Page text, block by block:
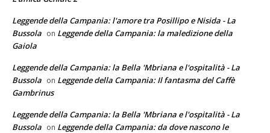
Leggende della Campania: l'amore tra Posillipo e Nisida - La
Bussola on Leggende della Campania: la maledizione della
Gaiola
Leggende della Campania: la Bella 'Mbriana e l'ospitalità - La
Bussola on Leggende della Campania: Il fantasma del Caffè
Gambrinus
Leggende della Campania: la Bella 'Mbriana e l'ospitalità - La
Bussola on Leggende della Campania: da dove nascono le